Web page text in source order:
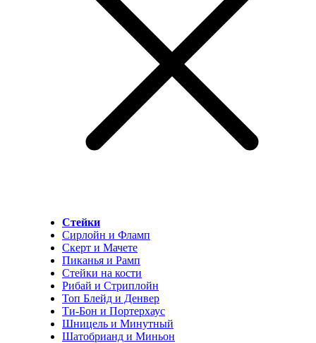
Стейки
Сирлойн и Фламп
Скерт и Мачете
Пиканья и Рамп
Стейки на кости
Рибай и Стриплойн
Топ Блейд и Денвер
Ти-Бон и Портерхаус
Шницель и Минутный
Шатобрианд и Миньон